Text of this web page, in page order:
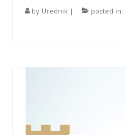
by Urednik | posted in: